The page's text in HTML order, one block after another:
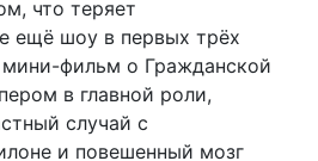
что теряет
ещё шоу в первых трёх
фильм о Гражданской
в главной роли,
случай с
и повешенный мозг